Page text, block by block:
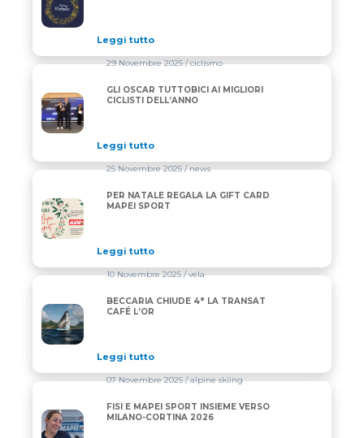
Leggi tutto
GLI OSCAR TUTTOBICI AI MIGLIORI CICLISTI
29 Novembre 2025/ ciclismo
GLI OSCAR TUTTOBICI AI MIGLIORI
CICLISTI DELL’ANNO
Leggi tutto
PER NATALE REGALA LA GIFT CARD MAPEI SPORT
25 Novembre 2025/ news
PER NATALE REGALA LA GIFT CARD
MAPEI SPORT
Leggi tutto
BECCARIA CHIUDE 4° LA TRANSAT CAFÉ L’OR
10 Novembre 2025/ vela
BECCARIA CHIUDE 4° LA TRANSAT
CAFÉ L’OR
Leggi tutto
FISI E MAPEI SPORT INSIEME VERSO MILANO-
07 Novembre 2025/ alpine skiing
FISI E MAPEI SPORT INSIEME VERSO
MILANO-CORTINA 2026